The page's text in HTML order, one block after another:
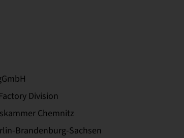
Division
Chemnitz
Brandenburg-Sachsen